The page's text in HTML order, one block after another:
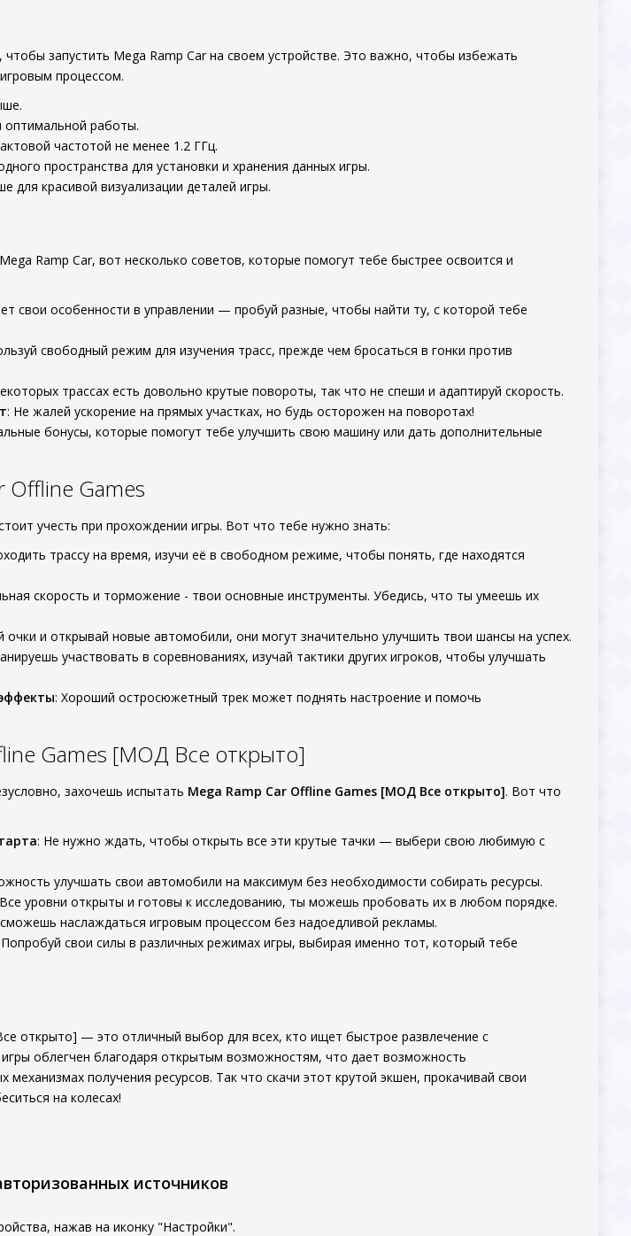
запустить Mega Ramp Car на своем устройстве. Это важно, чтобы избежать
процессом.
оптимальной работы.
частотой не менее 1.2 ГГц.
пространства для установки и хранения данных игры.
для красивой визуализации деталей игры.
Ramp Car, вот несколько советов, которые помогут тебе быстрее освоится и
свои особенности в управлении — пробуй разные, чтобы найти ту, с которой тебе
свободный режим для изучения трасс, прежде чем бросаться в гонки против
трассах есть довольно крутые повороты, так что не спеши и адаптируй скорость.
: Не жалей ускорение на прямых участках, но будь осторожен на поворотах!
бонусы, которые помогут тебе улучшить свою машину или дать дополнительные
Offline Games
учесть при прохождении игры. Вот что тебе нужно знать:
трассу на время, изучи её в свободном режиме, чтобы понять, где находятся
скорость и торможение - твои основные инструменты. Убедись, что ты умеешь их
очки и открывай новые автомобили, они могут значительно улучшить твои шансы на успех.
участвовать в соревнованиях, изучай тактики других игроков, чтобы улучшать
: Хороший остросюжетный трек может поднять настроение и помочь
Games [МОД Все открыто]
захочешь испытать Mega Ramp Car Offline Games [МОД Все открыто]. Вот что
: Не нужно ждать, чтобы открыть все эти крутые тачки — выбери свою любимую с
улучшать свои автомобили на максимум без необходимости собирать ресурсы.
уровни открыты и готовы к исследованию, ты можешь пробовать их в любом порядке.
наслаждаться игровым процессом без надоедливой рекламы.
свои силы в различных режимах игры, выбирая именно тот, который тебе
открыто] — это отличный выбор для всех, кто ищет быстрое развлечение с
облегчен благодаря открытым возможностям, что дает возможность
механизмах получения ресурсов. Так что скачи этот крутой экшен, прокачивай свои
на колесах!
источников
нажав на иконку "Настройки".